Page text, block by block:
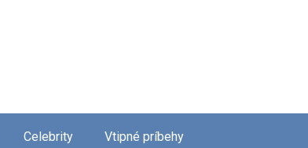
Celebrity Vtipné príbehy